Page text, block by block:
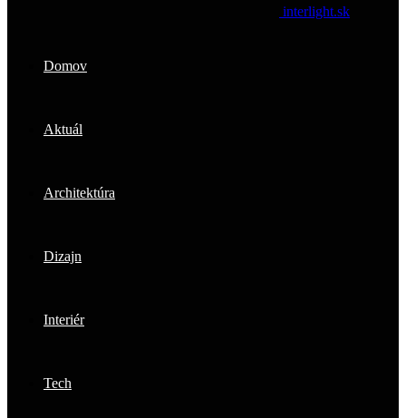
interlight.sk
Domov
Aktuál
Architektúra
Dizajn
Interiér
Tech